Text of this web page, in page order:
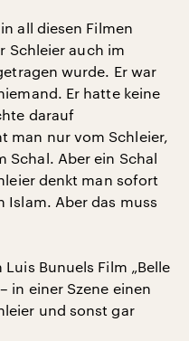
all diesen Filmen
Schleier auch im
wurde. Er war
Er hatte keine
darauf
man nur vom Schleier,
Schal. Aber ein Schal
denkt man sofort
Islam. Aber das muss
Bunuels Film „Belle
in einer Szene einen
und sonst gar